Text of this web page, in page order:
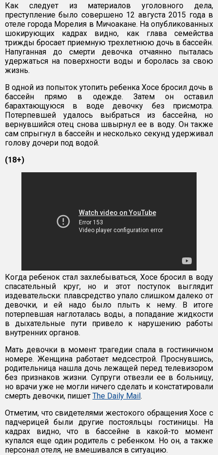
Как следует из материалов уголовного дела,
преступление было совершено 12 августа 2015 года в
отеле города Морелия в Мичоакане. На опубликованных
шокирующих кадрах видно, как глава семейства
трижды бросает приемную трехлетнюю дочь в бассейн.
Напуганная до смерти девочка отчаянно пыталась
удержаться на поверхности воды и боролась за свою
жизнь.
В одной из попыток утопить ребенка Хосе бросил дочь в
бассейн прямо в одежде. Затем он оставил
барахтающуюся в воде девочку без присмотра.
Потерпевшей удалось выбраться из бассейна, но
вернувшийся отец снова швырнул ее в воду. Он также
сам спрыгнул в бассейн и несколько секунд удерживал
голову дочери под водой.
(18+)
Когда ребенок стал захлебываться, Хосе бросил в воду
спасательный круг, но и этот поступок выглядит
издевательски: плавсредство упало слишком далеко от
девочки, и ей надо было плыть к нему. В итоге
потерпевшая наглоталась воды, а попадание жидкости
в дыхательные пути привело к нарушению работы
внутренних органов.
Мать девочки в момент трагедии спала в гостиничном
номере. Женщина работает медсестрой. Проснувшись,
родительница нашла дочь лежащей перед телевизором
без признаков жизни. Супруги отвезли ее в больницу,
но врачи уже не могли ничего сделать и констатировали
смерть девочки, пишет The Daily Mail.
Отметим, что свидетелями жестокого обращения Хосе с
падчерицей были другие постояльцы гостиницы. На
кадрах видно, что в бассейне в какой-то момент
купался еще один родитель с ребенком. Но он, а также
персонал отеля, не вмешивался в ситуацию.